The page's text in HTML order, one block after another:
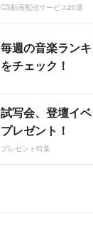
CS動画配信サービス20選
毎週の音楽ラン
をチェック！
試写会、登壇イ
プレゼント！
プレゼント特集